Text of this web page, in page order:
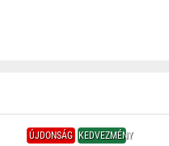
ÚJDONSÁG KEDVEZMÉNY